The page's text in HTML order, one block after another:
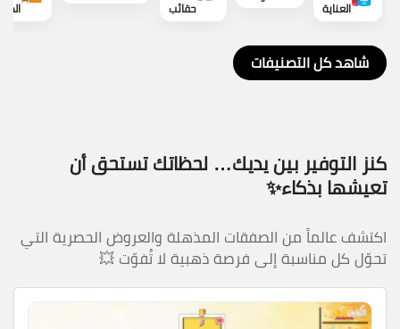
العناية حقائب
شاهد كل التصنيفات
كنز التوفير بين يديك… لحظاتك تستحق أن
تعيشها بذكاء✨
اكتشف عالماً من الصفقات المذهلة والعروض الحصرية التي
تحوّل كل مناسبة إلى فرصة ذهبية لا تُفوّت 💥